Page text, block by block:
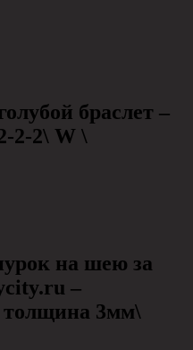
браслет –
2-2\ W \
на шею за
–
толщина 3мм\